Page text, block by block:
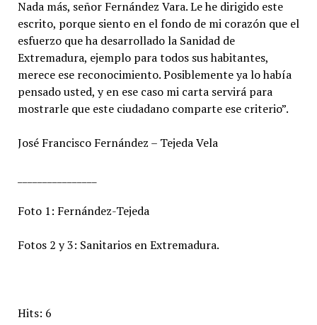
Nada más, señor Fernández Vara. Le he dirigido este
escrito, porque siento en el fondo de mi corazón que el
esfuerzo que ha desarrollado la Sanidad de
Extremadura, ejemplo para todos sus habitantes,
merece ese reconocimiento. Posiblemente ya lo había
pensado usted, y en ese caso mi carta servirá para
mostrarle que este ciudadano comparte ese criterio”.
José Francisco Fernández – Tejeda Vela
Foto 1: Fernández-Tejeda
Fotos 2 y 3: Sanitarios en Extremadura.
Hits: 6